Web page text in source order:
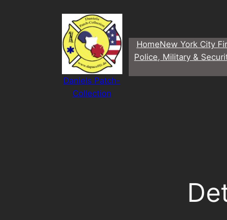
Daniels Patch-
Collection
HomeNew York City
Police, Military &